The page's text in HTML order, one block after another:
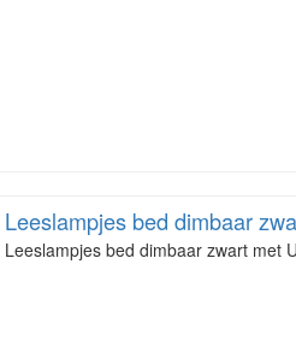
Leeslampjes bed dimbaar
Leeslampjes bed dimbaar zwart met